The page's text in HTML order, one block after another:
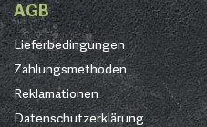
AGB
Lieferbedingungen
Zahlungsmethoden
Reklamationen
Datenschutzerklärung